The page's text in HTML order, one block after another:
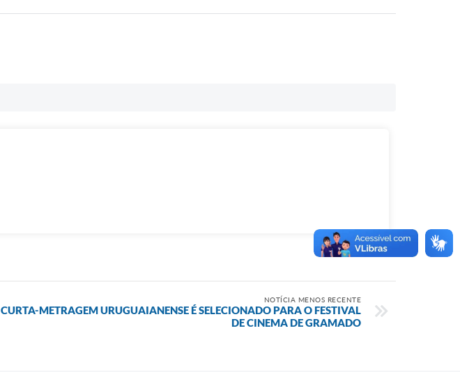
NOTÍCIA MENOS RECENTE
CURTA-METRAGEM URUGUAIANENSE É SELECIONADO PARA O FESTIVAL
DE CINEMA DE GRAMADO